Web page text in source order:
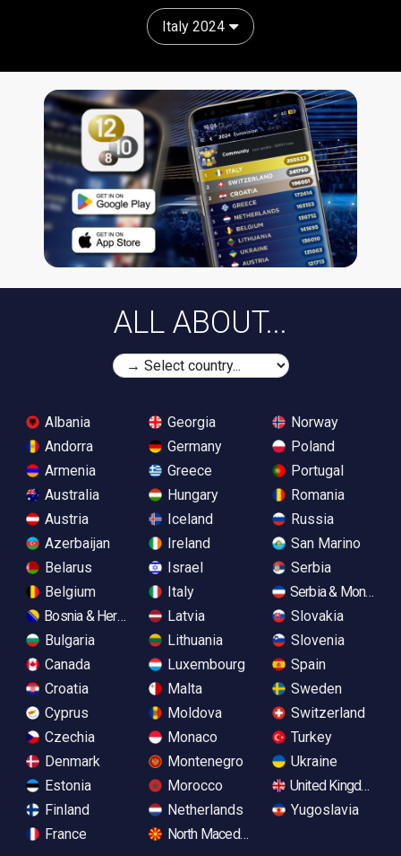
Italy 2024
ALL ABOUT...
Albania
Andorra
Armenia
Australia
Austria
Azerbaijan
Belarus
Belgium
Bosnia & Herzegovina
Bulgaria
Canada
Croatia
Cyprus
Czechia
Denmark
Estonia
Finland
France
Georgia
Germany
Greece
Hungary
Iceland
Ireland
Israel
Italy
Latvia
Lithuania
Luxembourg
Malta
Moldova
Monaco
Montenegro
Morocco
Netherlands
North Macedonia
Norway
Poland
Portugal
Romania
Russia
San Marino
Serbia
Serbia &
Slovakia
Slovenia
Spain
Sweden
Switzerland
Turkey
Ukraine
United Kingdom
Yugoslavia